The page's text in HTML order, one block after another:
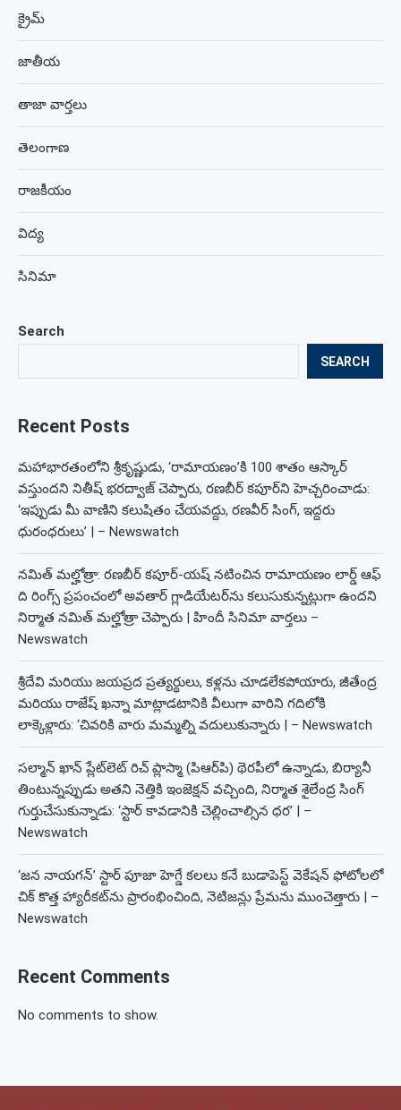
Search
SEARCH
Recent Posts
మహాభారతంలోని శ్రీకృష్ణుడు, ‘రామాయణం’కి 100 శాతం ఆస్కార్
వస్తుందని నితీష్ భరద్వాజ్ చెప్పారు, రణబీర్ కపూర్‌ని హెచ్చరించాడు:
‘ఇప్పుడు మీ వాణిని కలుషితం చేయవద్దు, రణవీర్ సింగ్, ఇద్దరు
ధురంధరులు’ | – Newswatch
నమిత్ మల్హోత్రా: రణబీర్ కపూర్-యష్ నటించిన రామాయణం లార్డ్ ఆఫ్
ది రింగ్స్ ప్రపంచంలో అవతార్ గ్లాడియేటర్‌ను కలుసుకున్నట్లుగా ఉందని
నిర్మాత నమిత్ మల్హోత్రా చెప్పారు | హిందీ సినిమా వార్తలు –
Newswatch
శ్రీదేవి మరియు జయప్రద ప్రత్యర్థులు, కళ్లను చూడలేకపోయారు, జీతేంద్ర
మరియు రాజేష్ ఖన్నా మాట్లాడటానికి వీలుగా వారిని గదిలోకి
లాక్కెళ్లారు: ‘చివరికి వారు మమ్మల్ని వదులుకున్నారు | – Newswatch
సల్మాన్ ఖాన్ ప్లేట్‌లెట్ రిచ్ ప్లాస్మా (పిఆర్‌పి) థెరపీలో ఉన్నాడు, బిర్యానీ
తింటున్నప్పుడు అతని నెత్తికి ఇంజెక్షన్ వచ్చింది, నిర్మాత శైలేంద్ర సింగ్
గుర్తుచేసుకున్నాడు: ‘స్టార్ కావడానికి చెల్లించాల్సిన ధర’ | –
Newswatch
‘జన నాయగన్’ స్టార్ పూజా హెగ్డే కలలు కనే బుడాపెస్ట్ వెకేషన్ ఫోటోలలో
చిక్ కొత్త హ్యారీకట్‌ను ప్రారంభించింది, నెటిజన్లు ప్రేమను ముంచెత్తారు | –
Newswatch
Recent Comments
No comments to show.
క్రైమ్
జాతీయ
తాజా వార్తలు
తెలంగాణ
రాజకీయం
విద్య
సినిమా